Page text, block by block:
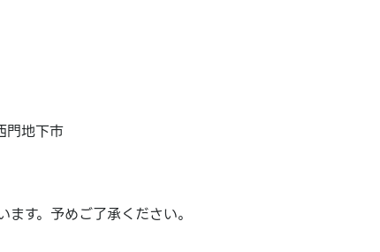
地下市
す。予めご了承ください。